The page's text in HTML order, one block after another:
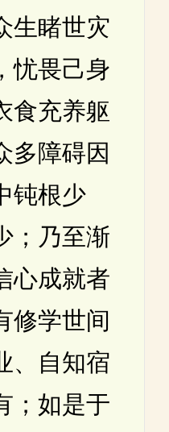
生睹世灾
忧畏己身
食充养躯
多障碍因
钝根少
；乃至渐
心成就者
修学世间
、自知宿
；如是于